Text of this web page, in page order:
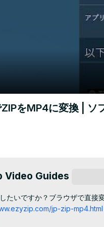
をMP4に変換 | ソ
Video Guides
たいですか？ブラウザで直接
jp-zip-mp4.html